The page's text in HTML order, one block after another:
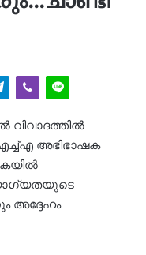
വിവാദത്തിൽ
അഭിഭാഷക
അദ്ദേഹം